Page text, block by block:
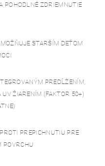
POHODLNÉ ZDRIEMNUTIE
STARŠÍM DEŤOM
PREDĹŽENÍM,
ŽIARENÍM (FAKTOR 50+)
PREPICHNUTIU PRE
POVRCHU